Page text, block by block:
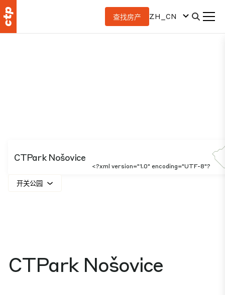
查找房产 ZH_CN
CTPark Nošovice
<?xml version="1.0" encoding="UTF-8"?
开关公园
CTPark Nošovice